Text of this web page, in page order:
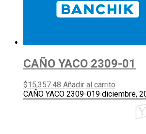
CAÑO YACO 2309-01
$15,357.48 Añadir al carrito
CAÑO YACO 2309-019 diciembre,